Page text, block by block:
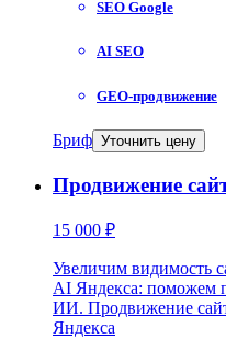
SEO Google
AI SEO
GEO-продвижение
Бриф Уточнить цену
Продвижение
15 000 ₽
Увеличим видимость
AI Яндекса: поможем
ИИ. Продвижение
Яндекса